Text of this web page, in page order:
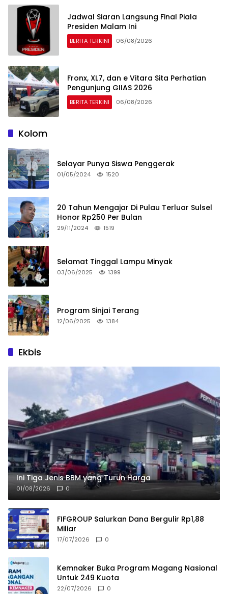
Jadwal Siaran Langsung Final Piala
Presiden Malam Ini
BERITA TERKINI 06/08/2026
Fronx, XL7, dan e Vitara Sita Perhatian
Pengunjung GIIAS 2026
BERITA TERKINI 06/08/2026
Kolom
Selayar Punya Siswa Penggerak
01/05/2024 1520
20 Tahun Mengajar Di Pulau Terluar Sulsel
Honor Rp250 Per Bulan
29/11/2024 1519
Selamat Tinggal Lampu Minyak
03/06/2025 1399
Program Sinjai Terang
12/06/2025 1384
Ekbis
Ini Tiga Jenis BBM yang Turun Harga
01/08/2026 0
FIFGROUP Salurkan Dana Bergulir Rp1,88
Miliar
17/07/2026 0
Kemnaker Buka Program Magang Nasional
Untuk 249 Kuota
22/07/2026 0